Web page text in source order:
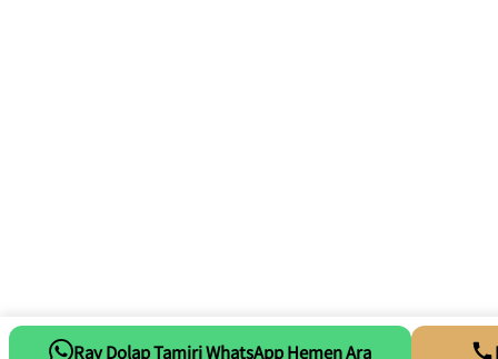
Ray Dolap Tamiri WhatsApp Hemen Ara